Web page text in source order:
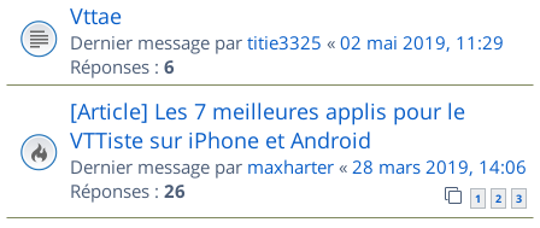
Vttae
Dernier message par titie3325 « 02 mai 2019, 11:29
Réponses : 6
[Article] Les 7 meilleures applis pour le
VTTiste sur iPhone et Android
Dernier message par maxharter « 28 mars 2019, 14:06
Réponses : 26 1 2 3